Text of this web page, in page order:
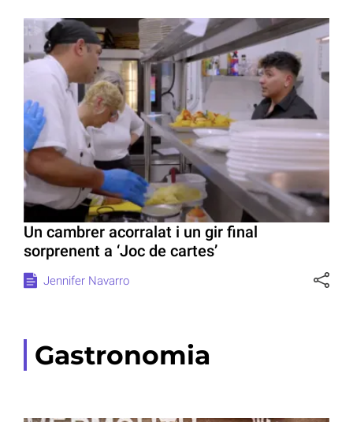
Un cambrer acorralat i un gir final
sorprenent a ‘Joc de cartes’
Jennifer Navarro
Gastronomia